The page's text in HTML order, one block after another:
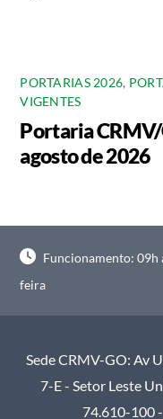
PORTARIAS 2026,
VIGENTES
Portaria CRMV/
agosto de 2026
Funcionamento: 09h
feira
Sede CRMV-GO: Av
7-E - Setor Leste
74.610-100